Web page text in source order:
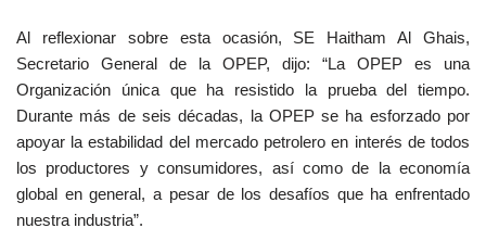
Al reflexionar sobre esta ocasión, SE Haitham Al Ghais,
Secretario General de la OPEP, dijo: “La OPEP es una
Organización única que ha resistido la prueba del tiempo.
Durante más de seis décadas, la OPEP se ha esforzado por
apoyar la estabilidad del mercado petrolero en interés de todos
los productores y consumidores, así como de la economía
global en general, a pesar de los desafíos que ha enfrentado
nuestra industria”.